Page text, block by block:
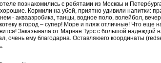
познакомились с ребятами из Москвы и
Кормили на убой, приятно удивили напитки:
- аквааэробика, танцы, водное поло, волейбол,
в город – супер! Море и пляж отличные! Что еще
Заказывала от Марван Турс с большой надеждой
очень ему благодарна. Оставляюего координаты